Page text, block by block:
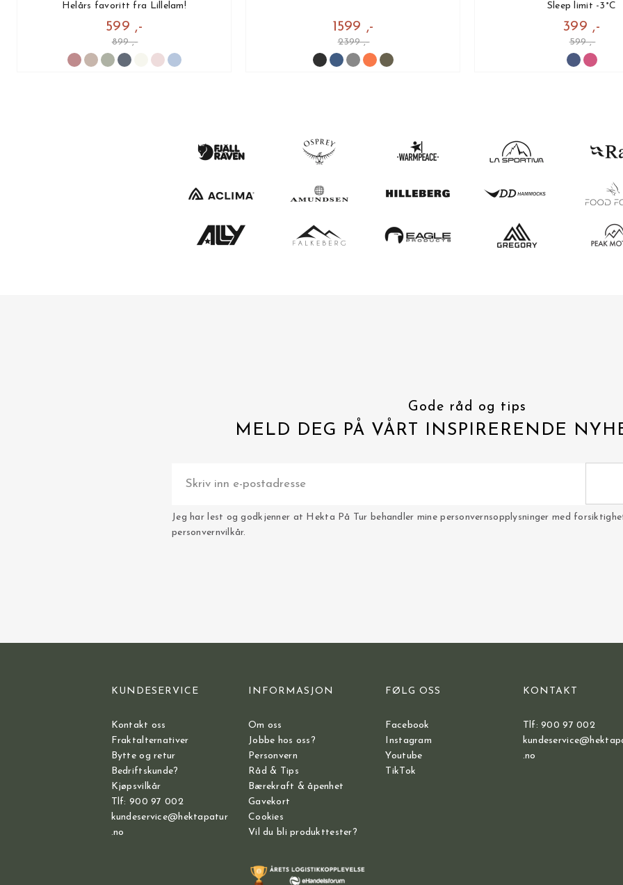
Helårs favoritt fra Lillelam!
599 ,-
899 ,-
1599 ,-
2399 ,-
Sleep limit -3°C
399 ,-
599 ,-
Gode råd og tips
MELD DEG PÅ VÅRT INSPIRERENDE
Jeg har lest og godkjenner at Hekta På Tur behandler mine personvernsopplysninger med
personvernvilkår.
KUNDESERVICE
Kontakt oss
Fraktalternativer
Bytte og retur
Bedriftskunde?
Kjøpsvilkår
Tlf: 900 97 002
kundeservice@hektapatur
.no
INFORMASJON
Om oss
Jobbe hos oss?
Personvern
Råd & Tips
Bærekraft & åpenhet
Gavekort
Cookies
Vil du bli produkttester?
FØLG OSS
Facebook
Instagram
Youtube
TikTok
KONTAKT
Tlf: 900 97 002
.no